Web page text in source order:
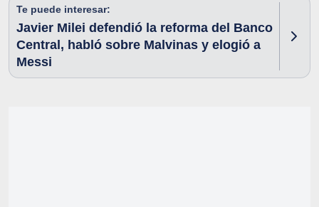
Te puede interesar:
Javier Milei defendió la reforma del Banco
Central, habló sobre Malvinas y elogió a
Messi